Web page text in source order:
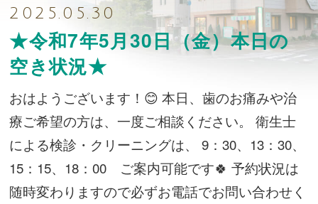
2025.05.30
★令和7年5月30日（金）本日の
空き状況★
おはようございます！😊 本日、歯のお痛みや治
療ご希望の方は、一度ご相談ください。 衛生士
による検診・クリーニングは、 9：30、13：30、
15：15、18：00 ご案内可能です🍀 予約状況は
随時変わりますので必ずお電話でお問い合わせく